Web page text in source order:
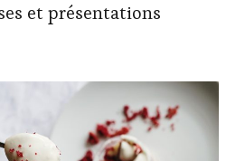
et présentations